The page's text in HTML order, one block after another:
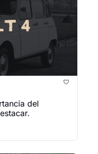
del